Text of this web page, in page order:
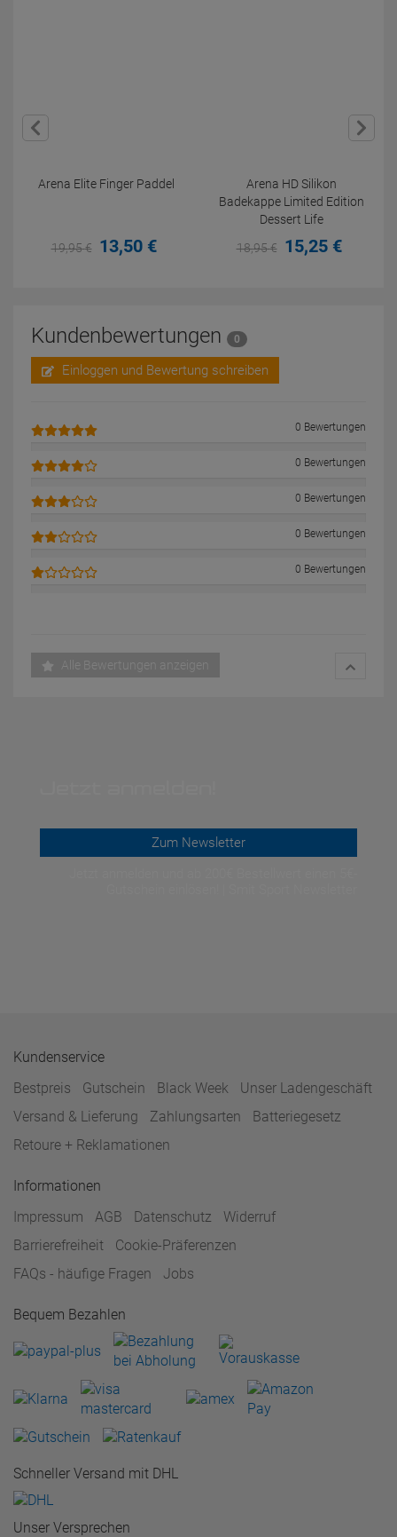
Arena Elite Finger Paddel
19,95€ 13,50 €
Arena HD Silikon
Badekappe Limited Edition
Dessert Life
18,95€ 15,25 €
Kundenbewertungen 0
Einloggen und Bewertung schreiben
0 Bewertungen
0 Bewertungen
0 Bewertungen
0 Bewertungen
0 Bewertungen
Alle Bewertungen anzeigen
Zum Newsletter
Kundenservice
Bestpreis
Gutschein Black Week
Unser Ladengeschäft
Versand & Lieferung
Zahlungsarten
Batteriegesetz
Retoure + Reklamationen
Informationen
Impressum
AGB Datenschutz
Widerruf
Barrierefreiheit
Cookie-Präferenzen
FAQs - häufige Fragen
Jobs
Bequem Bezahlen
Schneller Versand mit DHL
Unser Versprechen